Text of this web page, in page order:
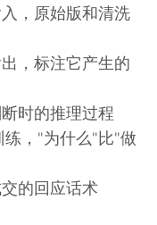
，原始版和清洗
，标注它产生的
时的推理过程
，"为什么"比"做
的回应话术